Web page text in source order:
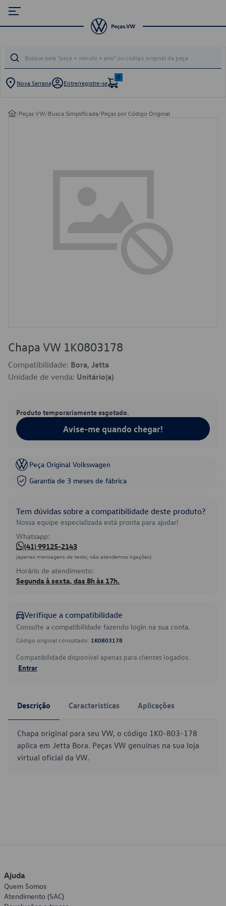
Nova Serrana Entre/registre-se
0
/Peças VW/Busca Simplificada/Peças por Código Original
Chapa VW 1K0803178
Compatibilidade: Bora, Jetta
Unidade de venda: Unitário(a)
Produto temporariamente esgotado.
Avise-me quando chegar!
Peça Original Volkswagen
Garantia de 3 meses de fábrica
Tem dúvidas sobre a compatibilidade deste produto?
Nossa equipe especializada está pronta para ajudar!
Whatsapp:
(41) 99125-2143
(apenas mensagens de texto, não atendemos ligações)
Horário de atendimento:
Segunda à sexta, das 8h às 17h.
Verifique a compatibilidade
Consulte a compatibilidade fazendo login na sua conta.
Código original consultado: 1K0803178
Compatibilidade disponível apenas para clientes logados.
Entrar
Descrição Características Aplicações
Chapa original para seu VW, o código 1K0-803-178
aplica em Jetta Bora. Peças VW genuínas na sua loja
virtual oficial da VW.
Ajuda
Quem Somos
Atendimento (SAC)